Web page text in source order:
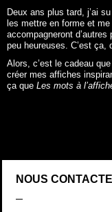
Deux ans plus tard, j’ai
les mettre en forme et
accompagneront
peu heureuses. C’est ça,
Alors, c’est le cadeau
créer mes affiches
ça que Les mots à
NOUS